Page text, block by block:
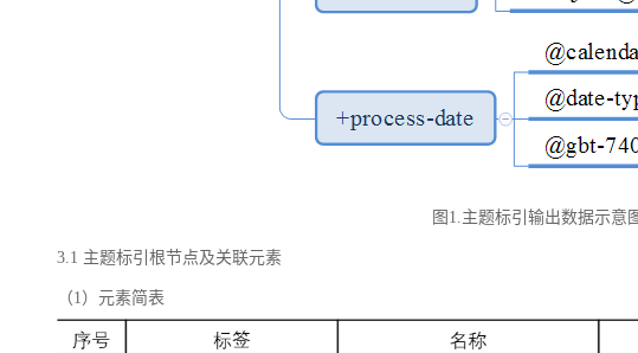
图1.主题标引输出数据示意
3.1 主题标引根节点及关联元素
（1）元素简表